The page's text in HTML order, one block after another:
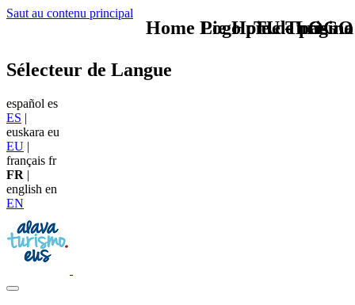
Saut au contenu principal
TU - LOGO
Sélecteur de Langue
español es
ES |
euskara eu
EU |
français fr
FR |
english en
EN
Home Logo pie de página
Pie Home Turismo